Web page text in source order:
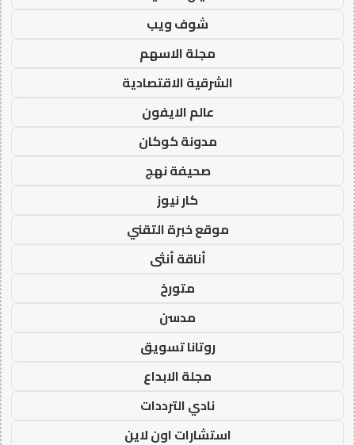
شوف ويب
مجلة الاسهم
الشرقية الاقتصادية
عالم الايفون
مدونة كوكان
صحيفة نهج
كار نيوز
موقع خبرة التقني
أناقة أنثى
متورخ
مدسن
روتانا تسويق
مجلة الابداع
نادي الترددات
استشارات اون لاين